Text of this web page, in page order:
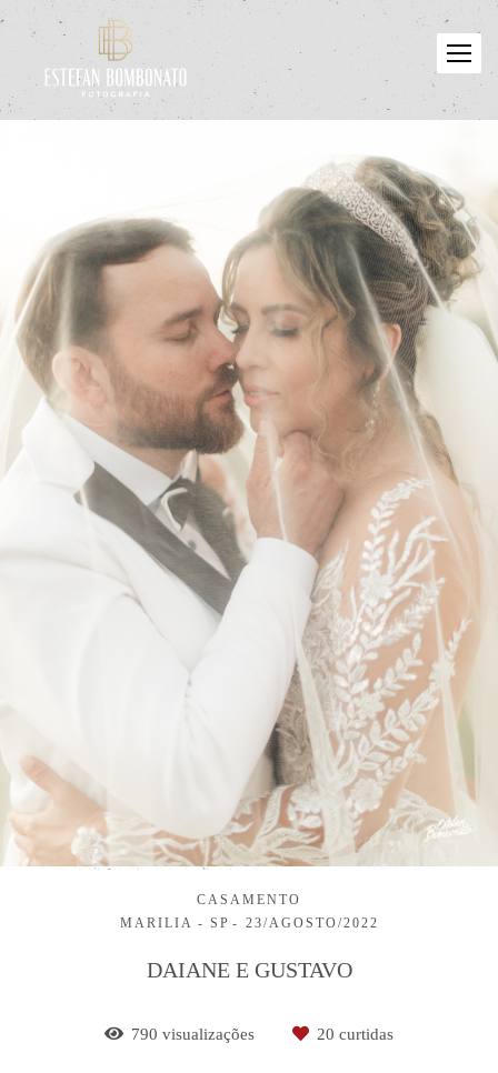
CASAMENTO
MARILIA - SP
23/AGOSTO/2022
DAIANE E GUSTAVO
790 visualizações 20 curtidas